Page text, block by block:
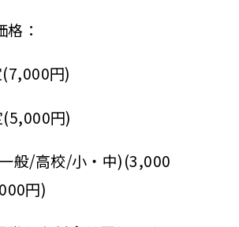
：
円)
円)
般/高校/小・中)(3,000
円)